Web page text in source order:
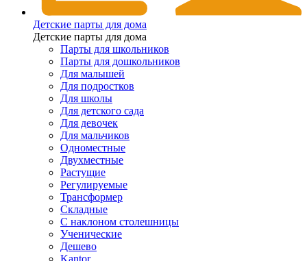
Детские парты для дома
Детские парты для дома
Парты для школьников
Парты для дошкольников
Для малышей
Для подростков
Для школы
Для детского сада
Для девочек
Для мальчиков
Одноместные
Двухместные
Растущие
Регулируемые
Трансформер
Складные
С наклоном столешницы
Ученические
Дешево